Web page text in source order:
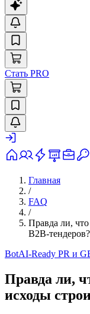
Стать PRO
Главная
/
FAQ
/
Правда ли,
B2B-тендеров?
BotAI-Ready PR и
Правда ли,
исходы